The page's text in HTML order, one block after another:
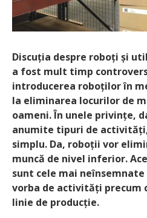
Discuția despre roboți și
a fost mult timp
introducerea roboților în
la eliminarea locurilor de
oameni. În unele privințe,
anumite tipuri de
simplu. Da, roboții vor
muncă de nivel inferior.
sunt cele mai
vorba de activități precum
linie de producție.